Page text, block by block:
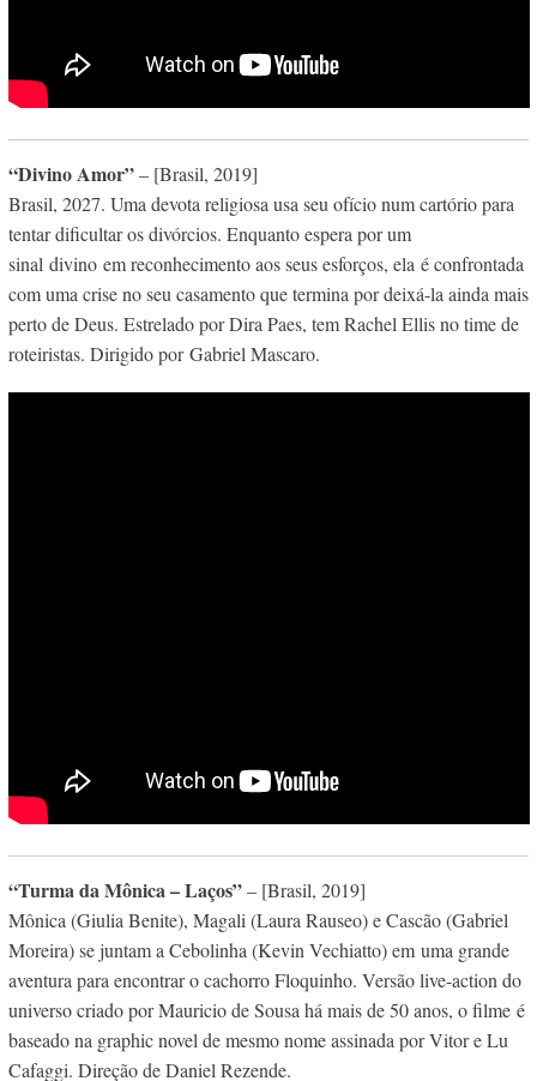
“Divino Amor”– [Brasil, 2019]
Brasil, 2027. Uma devota religiosa usa seu ofício num cartório para
tentar dificultar os divórcios. Enquanto espera por um
sinal divinoem reconhecimento aos seus esforços, ela é confrontada
com uma crise no seu casamento que termina por deixá-la ainda mais
perto de Deus. Estrelado por Dira Paes, tem Rachel Ellis no time de
roteiristas. Dirigido por Gabriel Mascaro.
“Turma da Mônica – Laços”– [Brasil, 2019]
Mônica (Giulia Benite), Magali (Laura Rauseo) e Cascão (Gabriel
Moreira) se juntam a Cebolinha (Kevin Vechiatto) em uma grande
aventura para encontrar o cachorro Floquinho. Versão live-action do
universo criado por Mauricio de Sousa há mais de 50 anos, o filme é
baseado na graphic novel de mesmo nome assinada por Vitor e Lu
Cafaggi. Direção de Daniel Rezende.